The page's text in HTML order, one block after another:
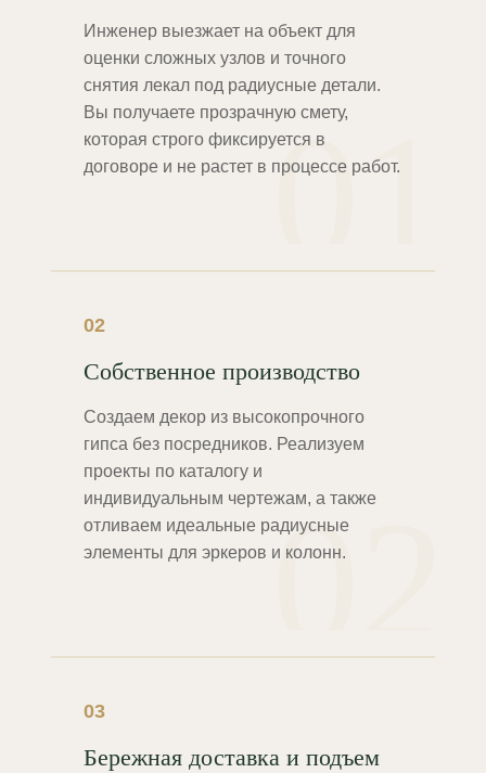
01
Инженер выезжает на объект для
оценки сложных узлов и точного
снятия лекал под радиусные детали.
Вы получаете прозрачную смету,
которая строго фиксируется в
договоре и не растет в процессе работ.
02
02
Собственное производство
Создаем декор из высокопрочного
гипса без посредников. Реализуем
проекты по каталогу и
индивидуальным чертежам, а также
отливаем идеальные радиусные
элементы для эркеров и колонн.
03
Бережная доставка и подъем